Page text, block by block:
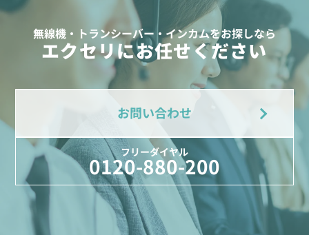
無線機・トランシーバー・インカムをお探しなら
エクセリにお任せください
お問い合わせ
フリーダイヤル
0120-880-200